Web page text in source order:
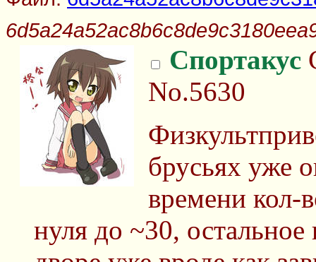
Спортакус
No.5630
брусьях уже
времени кол-
нуля до ~30,